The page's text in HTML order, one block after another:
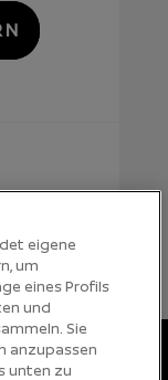
eigene
um
eines Profils
und
Sie
anzupassen
unten zu